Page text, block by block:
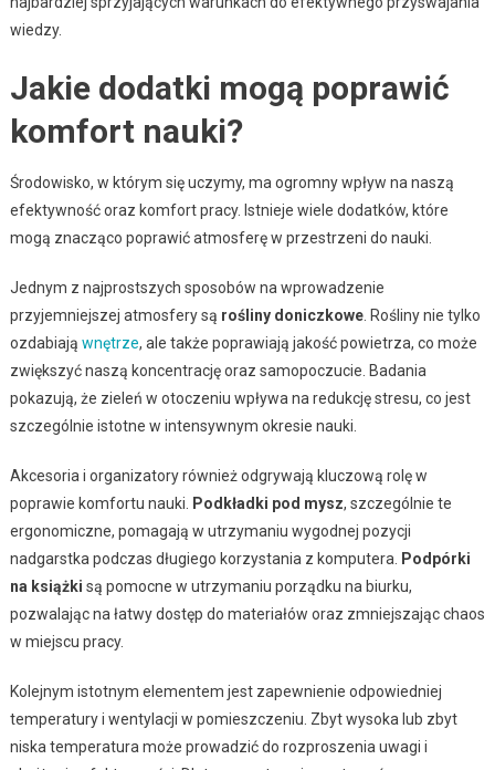
wiedzy.
Jakie dodatki mogą poprawić
komfort nauki?
Środowisko, w którym się uczymy, ma ogromny wpływ na naszą
efektywność oraz komfort pracy. Istnieje wiele dodatków, które
mogą znacząco poprawić atmosferę w przestrzeni do nauki.
Jednym z najprostszych sposobów na wprowadzenie
przyjemniejszej atmosfery są rośliny doniczkowe. Rośliny nie tylko
ozdabiają wnętrze, ale także poprawiają jakość powietrza, co może
zwiększyć naszą koncentrację oraz samopoczucie. Badania
pokazują, że zieleń w otoczeniu wpływa na redukcję stresu, co jest
szczególnie istotne w intensywnym okresie nauki.
Akcesoria i organizatory również odgrywają kluczową rolę w
poprawie komfortu nauki.
Podkładki pod mysz, szczególnie te
ergonomiczne, pomagają w utrzymaniu wygodnej pozycji
nadgarstka podczas długiego korzystania z komputera.
Podpórki
na książki są pomocne w utrzymaniu porządku na biurku,
pozwalając na łatwy dostęp do materiałów oraz zmniejszając chaos
w miejscu pracy.
Kolejnym istotnym elementem jest zapewnienie odpowiedniej
temperatury i wentylacji w pomieszczeniu. Zbyt wysoka lub zbyt
niska temperatura może prowadzić do rozproszenia uwagi i